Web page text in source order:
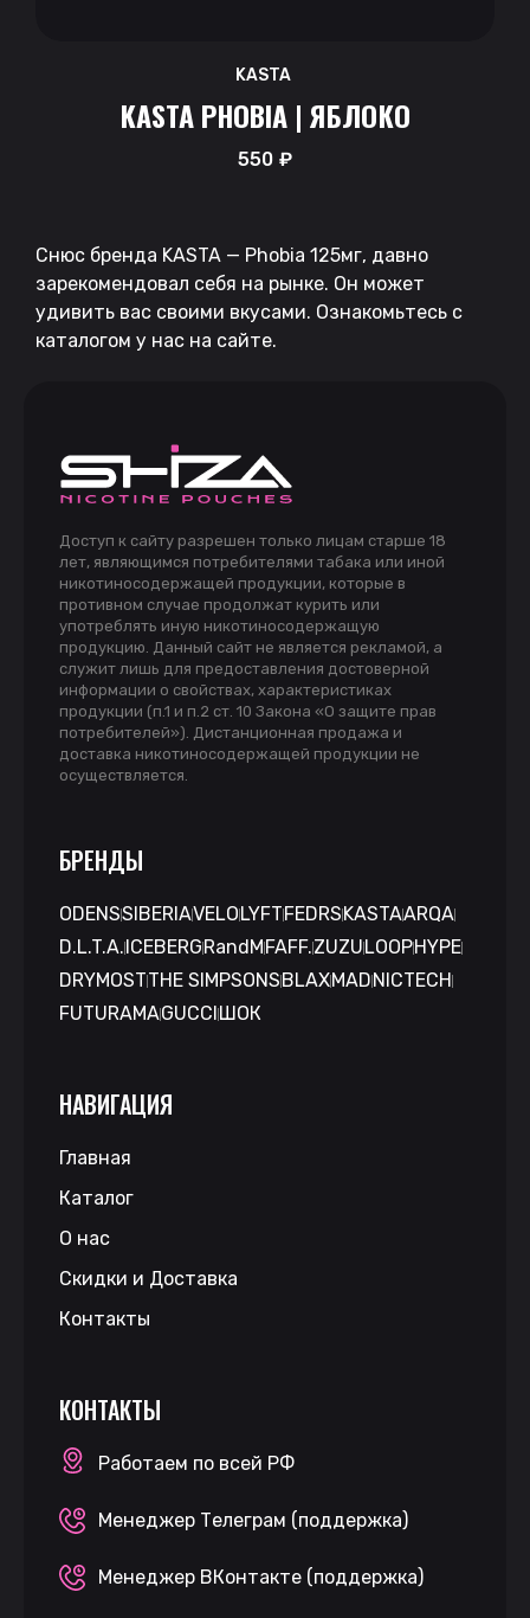
KASTA
KASTA PHOBIA | ЯБЛОКО
550₽
Снюс бренда KASTA — Phobia 125мг, давно
зарекомендовал себя на рынке. Он может
удивить вас своими вкусами. Ознакомьтесь с
каталогом у нас на сайте.
Доступ к сайту разрешен только лицам старше 18
лет, являющимся потребителями табака или иной
никотиносодержащей продукции, которые в
противном случае продолжат курить или
употреблять иную никотиносодержащую
продукцию. Данный сайт не является рекламой, а
служит лишь для предоставления достоверной
информации о свойствах, характеристиках
продукции (п.1 и п.2 ст. 10 Закона «О защите прав
потребителей»). Дистанционная продажа и
доставка никотиносодержащей продукции не
осуществляется.
БРЕНДЫ
ODENSSIBERIAVELO LYFT FEDRS KASTAARQA
D.L.T.A. ICEBERG RandM FAFF.ZUZU LOOPHYPE
DRYMOSTTHE SIMPSONS BLAXMAD NICTECH
FUTURAMAGUCCI ШОК
НАВИГАЦИЯ
Главная
Каталог
О нас
Скидки и Доставка
Контакты
КОНТАКТЫ
Работаем по всей РФ
Менеджер Телеграм (поддержка)
Менеджер ВКонтакте (поддержка)